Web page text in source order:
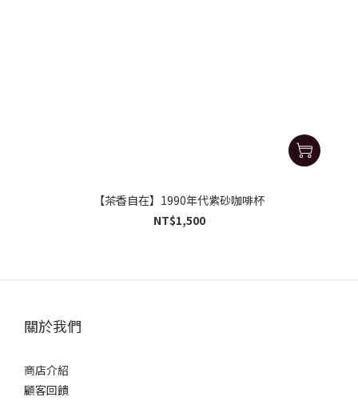
【茶香自在】1990年代紫砂咖啡杯
NT$1,500
關於我們
商店介紹
顧客回饋